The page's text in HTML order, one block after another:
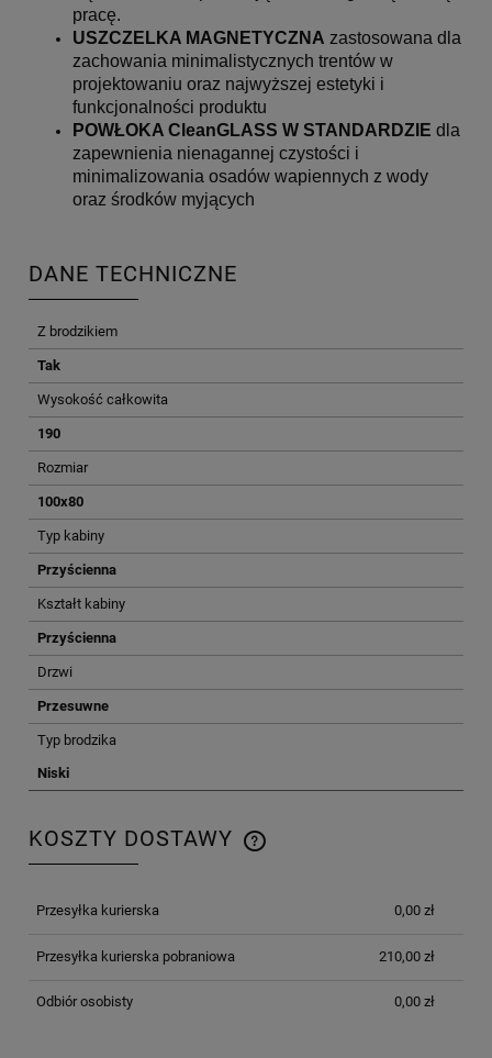
pracę.
USZCZELKA MAGNETYCZNA zastosowana dla
zachowania minimalistycznych trentów w
projektowaniu oraz najwyższej estetyki i
funkcjonalności produktu
POWŁOKA CleanGLASS W STANDARDZIE dla
zapewnienia nienagannej czystości i
minimalizowania osadów wapiennych z wody
oraz środków myjących
DANE TECHNICZNE
Z brodzikiem
Tak
Wysokość całkowita
190
Rozmiar
100x80
Typ kabiny
Przyścienna
Kształt kabiny
Przyścienna
Drzwi
Przesuwne
Typ brodzika
Niski
KOSZTY DOSTAWY
CENA NIE ZAWIERA EWENTUALNYCH KOSZTÓW
Przesyłka kurierska 0,00 zł
Przesyłka kurierska pobraniowa 210,00 zł
Odbiór osobisty 0,00 zł